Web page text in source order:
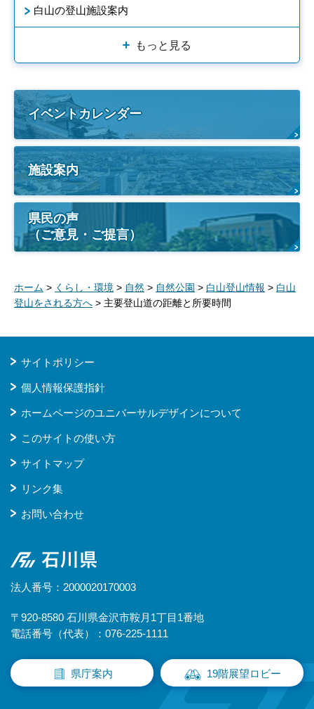
白山の登山施設案内
もっと見る
イベントカレンダー
施設案内
県民の声
（ご意見・ご提言）
ホーム > くらし・環境 > 自然 > 自然公園 > 白山登山情報 > 白山
登山をされる方へ > 主要登山道の距離と所要時間
サイトポリシー
個人情報保護指針
ホームページのユニバーサルデザインについて
このサイトの使い方
サイトマップ
リンク集
お問い合わせ
石川県
法人番号：2000020170003
〒920-8580 石川県金沢市鞍月1丁目1番地
電話番号（代表）：076-225-1111
県庁案内 19階展望ロビー